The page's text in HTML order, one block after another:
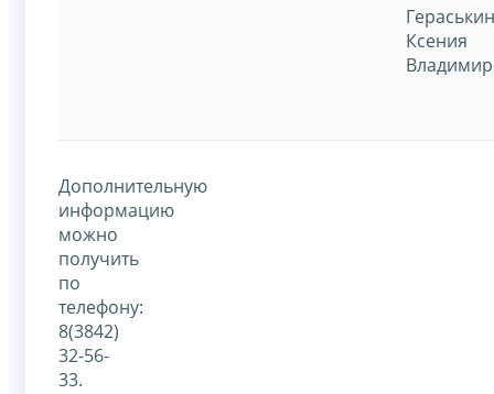
Ксения
Дополнительную
информацию
можно
получить
по
телефону:
8(3842)
32-56-
33.